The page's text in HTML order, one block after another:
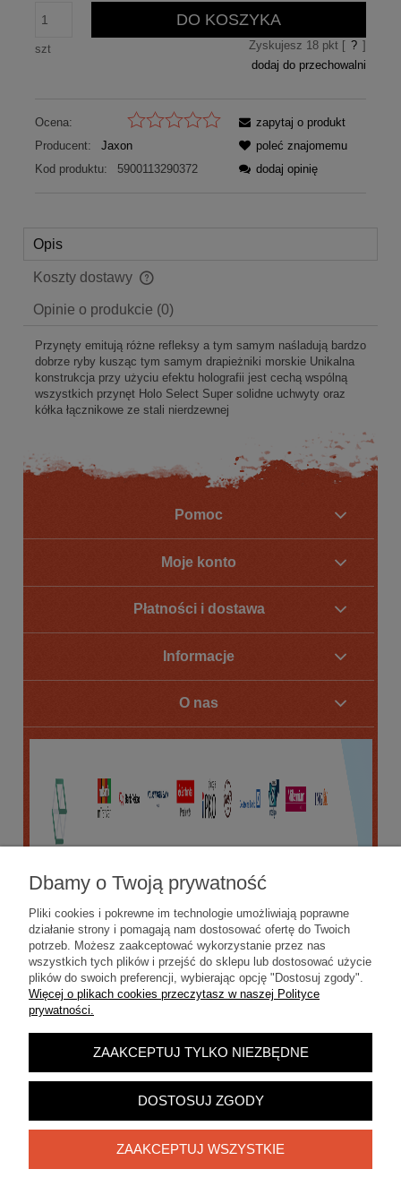
szt
DO KOSZYKA
Zyskujesz 18pkt [ ? ]
dodaj do przechowalni
Ocena:
Producent:
Jaxon
Kod produktu:
5900113290372
zapytaj o produkt
poleć znajomemu
dodaj opinię
Opis
Koszty dostawy
Cena nie zawiera ewentualnych kosztów płatności
Opinie o produkcie (0)
Przynęty emitują różne refleksy a tym samym naśladują bardzo
dobrze ryby kusząc tym samym drapieżniki morskie Unikalna
konstrukcja przy użyciu efektu holografii jest cechą wspólną
wszystkich przynęt Holo Select Super solidne uchwyty oraz
kółka łącznikowe ze stali nierdzewnej
Pomoc
Moje konto
Płatności i dostawa
Informacje
O nas
POKAŻ PEŁNĄ WERSJĘ STRONY
Sklep internetowy Shoper.pl
Dbamy o Twoją prywatność
Pliki cookies i pokrewne im technologie umożliwiają poprawne
działanie strony i pomagają nam dostosować ofertę do Twoich
potrzeb. Możesz zaakceptować wykorzystanie przez nas
wszystkich tych plików i przejść do sklepu lub dostosować użycie
plików do swoich preferencji, wybierając opcję "Dostosuj zgody".
Więcej o plikach cookies przeczytasz w naszej Polityce
prywatności.
ZAAKCEPTUJ TYLKO NIEZBĘDNE
DOSTOSUJ ZGODY
ZAAKCEPTUJ WSZYSTKIE